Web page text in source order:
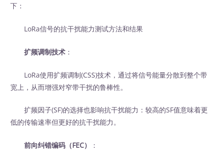
下：
LoRa信号的抗干扰能力测试方法和结果
扩频调制技术 ：
LoRa使用扩频调制(CSS)技术，通过将信号能量分散到整个带
宽上，从而增强对窄带干扰的鲁棒性。
扩频因子(SF)的选择也影响抗干扰能力：较高的SF值意味着更
低的传输速率但更好的抗干扰能力。
前向纠错编码（FEC） ：